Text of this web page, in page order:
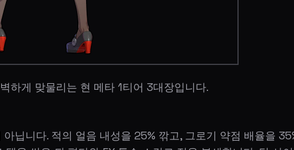
하게 맞물리는 현 메타 1티어 3대장입니다.
닙니다. 적의 얼음 내성을 25% 깎고, 그로기 약점 배율을